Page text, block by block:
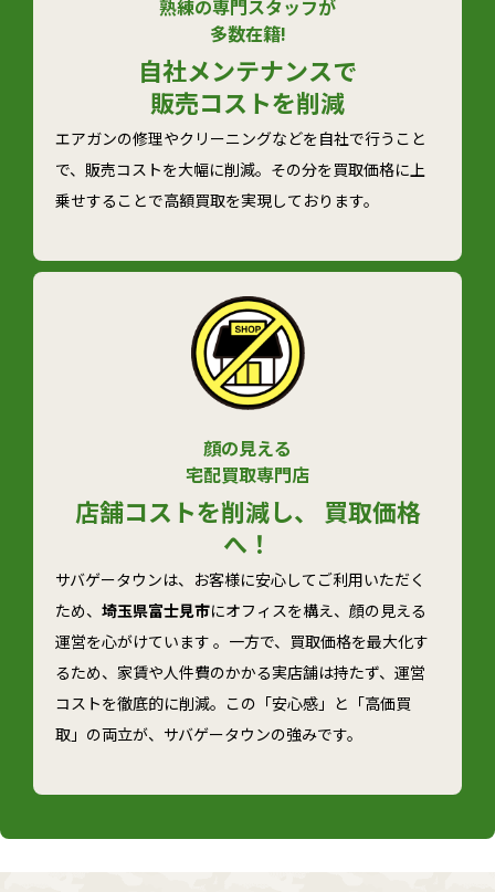
熟練の専門スタッフが
多数在籍!
自社メンテナンスで
販売コストを削減
エアガンの修理やクリーニングなどを自社で行うこと
で、販売コストを大幅に削減。その分を買取価格に上
乗せすることで高額買取を実現しております。
顔の見える
宅配買取専門店
店舗コストを削減し、 買取価格
へ！
サバゲータウンは、お客様に安心してご利用いただく
ため、 埼玉県富士見市にオフィスを構え、顔の見える
運営を心がけています 。一方で、買取価格を最大化す
るため、家賃や人件費のかかる実店舗は持たず、運営
コストを徹底的に削減。この「安心感」と「高価買
取」の両立が、サバゲータウンの強みです。